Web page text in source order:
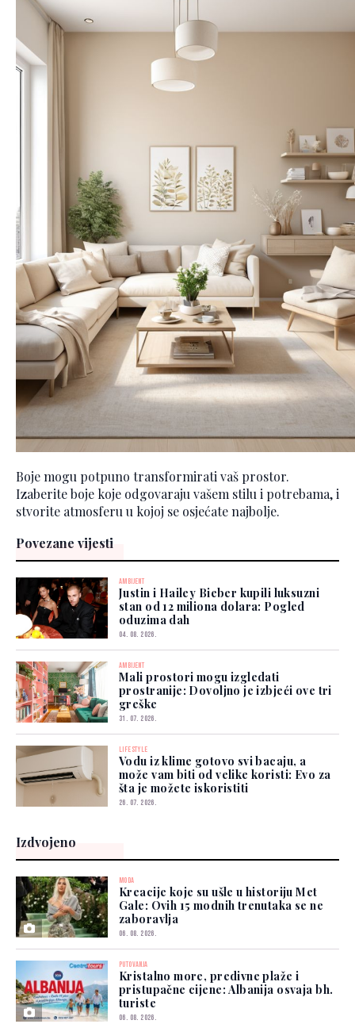
Boje mogu potpuno transformirati vaš prostor.
Izaberite boje koje odgovaraju vašem stilu i potrebama, i
stvorite atmosferu u kojoj se osjećate najbolje.
Povezane vijesti
AMBIJENT
Justin i Hailey Bieber kupili luksuzni
stan od 12 miliona dolara: Pogled
oduzima dah
04. 08. 2026.
AMBIJENT
Mali prostori mogu izgledati
prostranije: Dovoljno je izbjeći ove tri
greške
31. 07. 2026.
LIFESTYLE
Vodu iz klime gotovo svi bacaju, a
može vam biti od velike koristi: Evo za
šta je možete iskoristiti
26. 07. 2026.
Izdvojeno
MODA
Kreacije koje su ušle u historiju Met
Gale: Ovih 15 modnih trenutaka se ne
zaboravlja
06. 08. 2026.
PUTOVANJA
Kristalno more, predivne plaže i
pristupačne cijene: Albanija osvaja bh.
turiste
06. 08. 2026.